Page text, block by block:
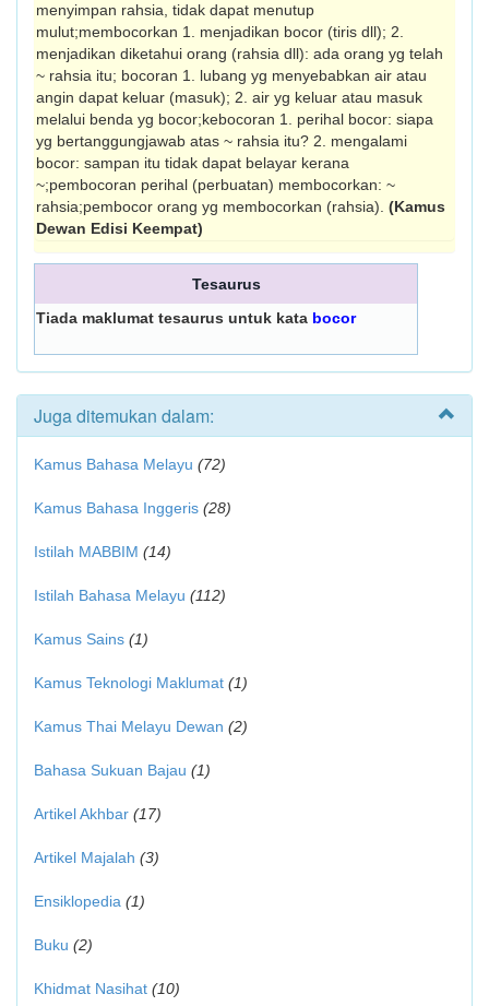
menyimpan rahsia, tidak dapat menutup
mulut;membocorkan 1. menjadikan bocor (tiris dll); 2.
menjadikan diketahui orang (rahsia dll): ada orang yg telah
~ rahsia itu; bocoran 1. lubang yg menyebabkan air atau
angin dapat keluar (masuk); 2. air yg keluar atau masuk
melalui benda yg bocor;kebocoran 1. perihal bocor: siapa
yg bertanggungjawab atas ~ rahsia itu? 2. mengalami
bocor: sampan itu tidak dapat belayar kerana
~;pembocoran perihal (perbuatan) membocorkan: ~
rahsia;pembocor orang yg membocorkan (rahsia). (Kamus
Dewan Edisi Keempat)
Tesaurus
Tiada maklumat tesaurus untuk kata bocor
Juga ditemukan dalam:
Kamus Bahasa Melayu (72)
Kamus Bahasa Inggeris (28)
Istilah MABBIM (14)
Istilah Bahasa Melayu (112)
Kamus Sains (1)
Kamus Teknologi Maklumat (1)
Kamus Thai Melayu Dewan (2)
Bahasa Sukuan Bajau (1)
Artikel Akhbar (17)
Artikel Majalah (3)
Ensiklopedia (1)
Buku (2)
Khidmat Nasihat (10)